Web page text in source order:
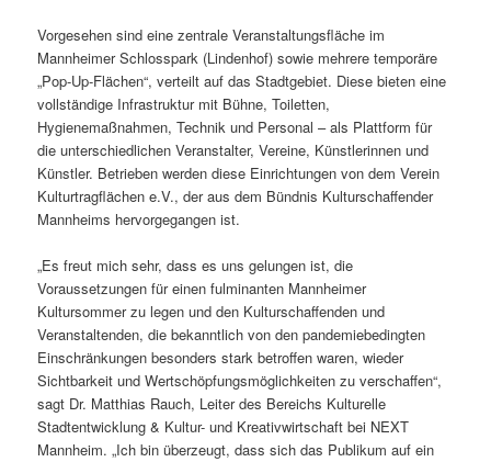
Vorgesehen sind eine zentrale Veranstaltungsfläche im
Mannheimer Schlosspark (Lindenhof) sowie mehrere temporäre
„Pop-Up-Flächen“, verteilt auf das Stadtgebiet. Diese bieten eine
vollständige Infrastruktur mit Bühne, Toiletten,
Hygienemaßnahmen, Technik und Personal – als Plattform für
die unterschiedlichen Veranstalter, Vereine, Künstlerinnen und
Künstler. Betrieben werden diese Einrichtungen von dem Verein
Kulturtragflächen e.V., der aus dem Bündnis Kulturschaffender
Mannheims hervorgegangen ist.
„Es freut mich sehr, dass es uns gelungen ist, die
Voraussetzungen für einen fulminanten Mannheimer
Kultursommer zu legen und den Kulturschaffenden und
Veranstaltenden, die bekanntlich von den pandemiebedingten
Einschränkungen besonders stark betroffen waren, wieder
Sichtbarkeit und Wertschöpfungsmöglichkeiten zu verschaffen“,
sagt Dr. Matthias Rauch, Leiter des Bereichs Kulturelle
Stadtentwicklung & Kultur- und Kreativwirtschaft bei NEXT
Mannheim. „Ich bin überzeugt, dass sich das Publikum auf ein